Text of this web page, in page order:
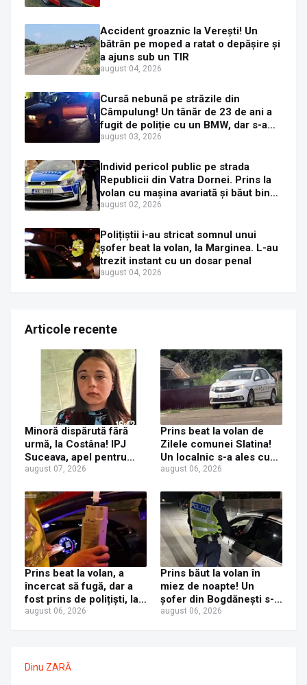
Accident groaznic la Verești! Un
bătrân pe moped a ratat o depășire și
a ajuns sub un TIR
august 04, 2026
Cursă nebună pe străzile din
Câmpulung! Un tânăr de 23 de ani a
fugit de poliție cu un BMW, dar s-a
oprit într-un gard de pe strada
august 03, 2026
Individ pericol public pe strada
Republicii din Vatra Dornei. Prins la
volan cu mașina avariată și băut bine,
în plină zi
august 02, 2026
Polițiștii i-au stricat somnul unui
șofer beat la volan, la Marginea. L-au
trezit instant cu un dosar penal
august 04, 2026
Articole recente
Minoră dispărută fără
urmă, la Costâna! IPJ
Suceava, apel pentru
ajutor din partea
august 07, 2026
Prins beat la volan de
Zilele comunei Slatina!
Un localnic s-a ales cu
dosar penal după ce a
Mercedes cu numere de
Italia
august 06, 2026
Prins beat la volan, a
încercat să fugă, dar a
fost prins de polițiști, la
Dorna Candrenilor.
august 06, 2026
Prins băut la volan în
miez de noapte! Un
șofer din Bogdănești s-a
ales cu dosar penal după
august 06, 2026
Dinu ZARĂ